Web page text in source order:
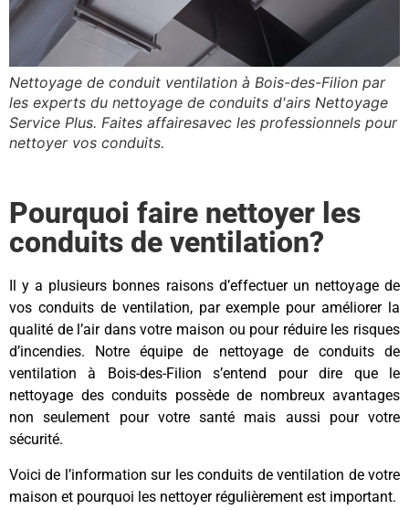
Nettoyage de conduit ventilation à Bois-des-Filion par
les experts du nettoyage de conduits d'airs Nettoyage
Service Plus. Faites affairesavec les professionnels pour
nettoyer vos conduits.
Pourquoi faire nettoyer les
conduits de ventilation?
Il y a plusieurs bonnes raisons d’effectuer un nettoyage de
vos conduits de ventilation, par exemple pour améliorer la
qualité de l’air dans votre maison ou pour réduire les risques
d’incendies. Notre équipe de nettoyage de conduits de
ventilation à Bois-des-Filion s’entend pour dire que le
nettoyage des conduits possède de nombreux avantages
non seulement pour votre santé mais aussi pour votre
sécurité.
Voici de l’information sur les conduits de ventilation de votre
maison et pourquoi les nettoyer régulièrement est important.